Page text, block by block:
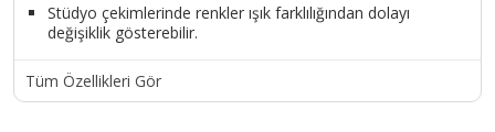
Stüdyo çekimlerinde renkler ışık farklılığından dolayı
değişiklik gösterebilir.
Tüm Özellikleri Gör